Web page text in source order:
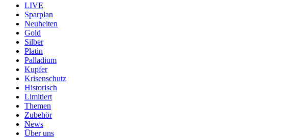
LIVE
Sparplan
Neuheiten
Gold
Silber
Platin
Palladium
Kupfer
Krisenschutz
Historisch
Limitiert
Themen
Zubehör
News
Über uns